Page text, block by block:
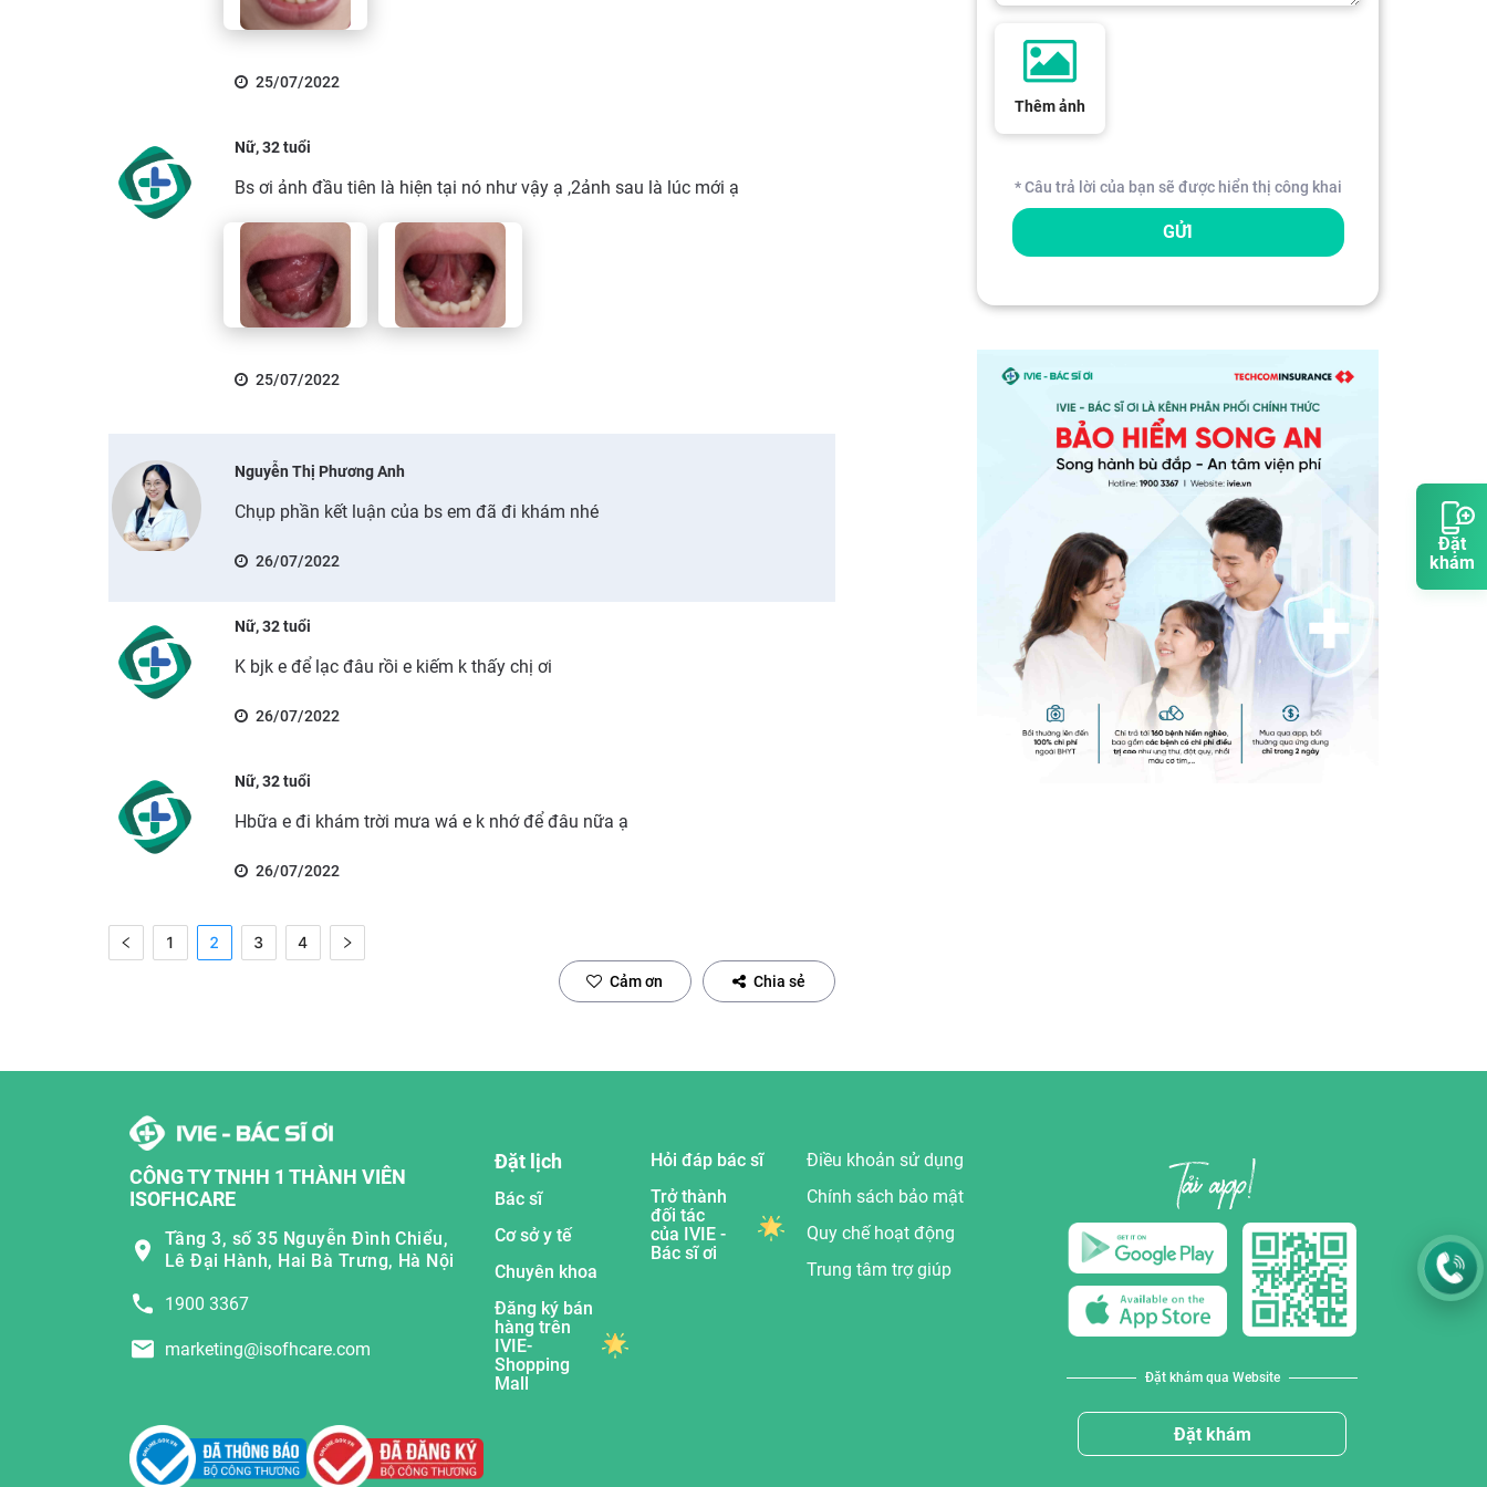
Đặt
khám
25/07/2022
Nữ, 32 tuổi
Bs ơi ảnh đầu tiên là hiện tại nó như vậy ạ ,2ảnh sau là lúc mới ạ
25/07/2022
Nguyễn Thị Phương Anh
Chụp phần kết luận của bs em đã đi khám nhé
26/07/2022
Nữ, 32 tuổi
K bjk e để lạc đâu rồi e kiếm k thấy chị ơi
26/07/2022
Nữ, 32 tuổi
Hbữa e đi khám trời mưa wá e k nhớ để đâu nữa ạ
26/07/2022
1 2 3 4
Cảm ơn Chia sẻ
Thêm ảnh
* Câu trả lời của bạn sẽ được hiển thị công khai
GỬI
CÔNG TY TNHH 1 THÀNH VIÊN
ISOFHCARE
Tầng 3, số 35 Nguyễn Đình Chiểu,
Lê Đại Hành, Hai Bà Trưng, Hà Nội
1900 3367
marketing@isofhcare.com
Đặt lịch
Bác sĩ
Cơ sở y tế
Chuyên khoa
Đăng ký bán
hàng trên
IVIE-
Shopping
Mall
Hỏi đáp bác sĩ
Trở thành
đối tác
của IVIE -
Bác sĩ ơi
Điều khoản sử dụng
Chính sách bảo mật
Quy chế hoạt động
Trung tâm trợ giúp
Đặt khám qua Website
Đặt khám